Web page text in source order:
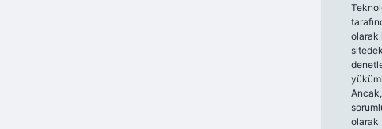
olarak
olarak